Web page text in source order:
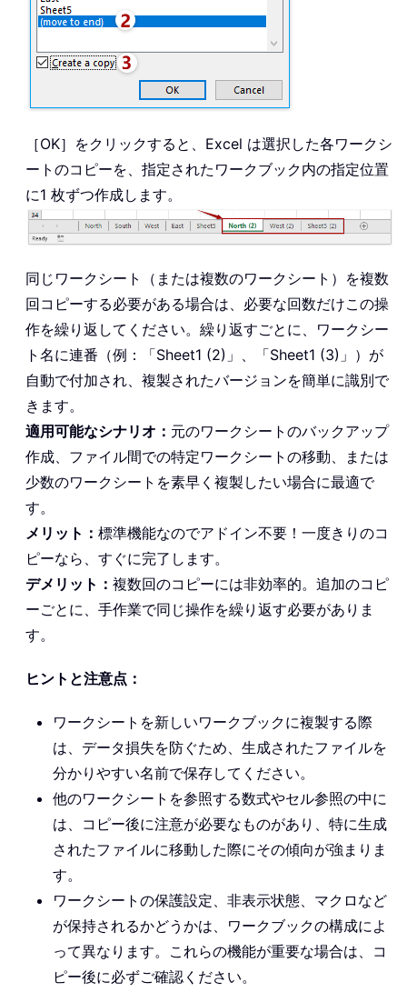
［OK］をクリックすると、Excel は選択した各ワークシ
ートのコピーを、指定されたワークブック内の指定位置
に1 枚ずつ作成します。
同じワークシート（または複数のワークシート）を複数
回コピーする必要がある場合は、必要な回数だけこの操
作を繰り返してください。繰り返すごとに、ワークシー
ト名に連番（例：「Sheet1 (2)」、「Sheet1 (3)」）が
自動で付加され、複製されたバージョンを簡単に識別で
きます。
適用可能なシナリオ： 元のワークシートのバックアップ
作成、ファイル間での特定ワークシートの移動、または
少数のワークシートを素早く複製したい場合に最適で
す。
メリット： 標準機能なのでアドイン不要！一度きりのコ
ピーなら、すぐに完了します。
デメリット： 複数回のコピーには非効率的。追加のコピ
ーごとに、手作業で同じ操作を繰り返す必要がありま
す。
ヒントと注意点：
ワークシートを新しいワークブックに複製する際
は、データ損失を防ぐため、生成されたファイルを
分かりやすい名前で保存してください。
他のワークシートを参照する数式やセル参照の中に
は、コピー後に注意が必要なものがあり、特に生成
されたファイルに移動した際にその傾向が強まりま
す。
ワークシートの保護設定、非表示状態、マクロなど
が保持されるかどうかは、ワークブックの構成によ
って異なります。これらの機能が重要な場合は、コ
ピー後に必ずご確認ください。